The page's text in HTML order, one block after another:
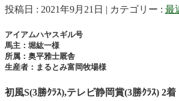
投稿日 : 2021年9月21日 カテゴリー : 最
アイアムハヤスギル号
馬主：堀紘一様
所属：奥平雅士厩舎
生産者：まるとみ富岡牧場様
初風S(3勝ｸﾗｽ),テレビ静岡賞(3勝ｸﾗｽ) 2